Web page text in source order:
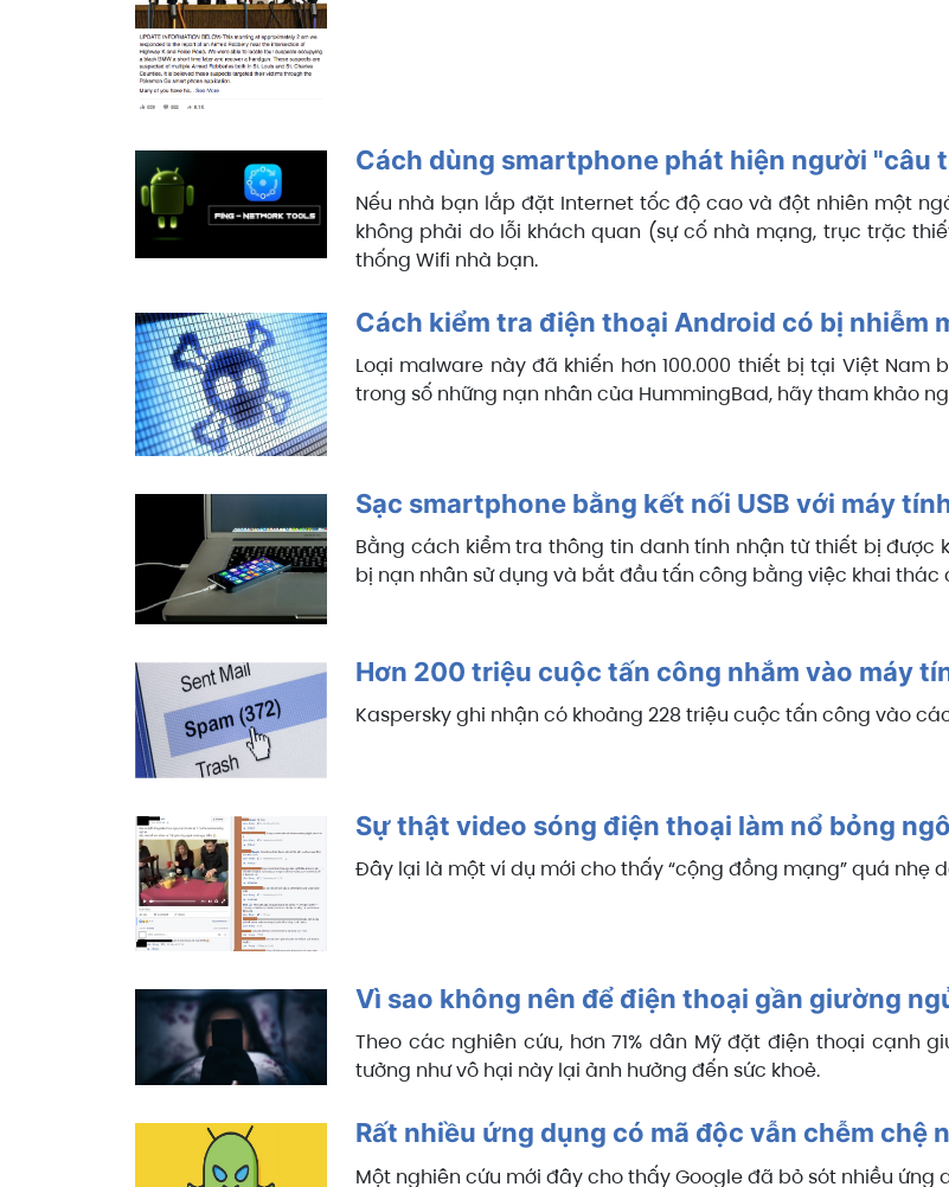
Cách dùng smartphone phát hiện người "câu
Nếu nhà bạn lắp đặt Internet tốc độ cao và đột nhiên một
không phải do lỗi khách quan (sự cố nhà mạng, trục trặc
thống Wifi nhà bạn.
Cách kiểm tra điện thoại Android có bị nhiễm
Loại malware này đã khiến hơn 100.000 thiết bị tại Việt
trong số những nạn nhân của HummingBad, hãy tham khảo
Sạc smartphone bằng kết nối USB với máy
Bằng cách kiểm tra thông tin danh tính nhận từ thiết bị
bị nạn nhân sử dụng và bắt đầu tấn công bằng việc khai thác
Hơn 200 triệu cuộc tấn công nhắm vào máy
Kaspersky ghi nhận có khoảng 228 triệu cuộc tấn công vào
Sự thật video sóng điện thoại làm nổ bỏng
Đây lại là một ví dụ mới cho thấy “cộng đồng mạng” quá nhẹ
Vì sao không nên để điện thoại gần giường
Theo các nghiên cứu, hơn 71% dân Mỹ đặt điện thoại cạnh
tưởng như vô hại này lại ảnh hưởng đến sức khoẻ.
Rất nhiều ứng dụng có mã độc vẫn chễm chệ
Một nghiên cứu mới đây cho thấy Google đã bỏ sót nhiều